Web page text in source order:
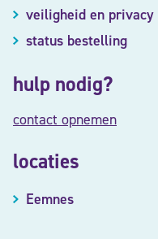
veiligheid en privacy
status bestelling
hulp nodig?
contact opnemen
locaties
Eemnes